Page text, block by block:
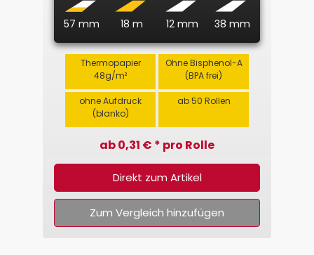
57 mm 18 m 12 mm 38 mm
Thermopapier
48g/m²
Ohne Bisphenol-A
(BPA frei)
ohne Aufdruck
(blanko)
ab 50 Rollen
ab 0,31 € * pro Rolle
Direkt zum Artikel
Zum Vergleich hinzufügen